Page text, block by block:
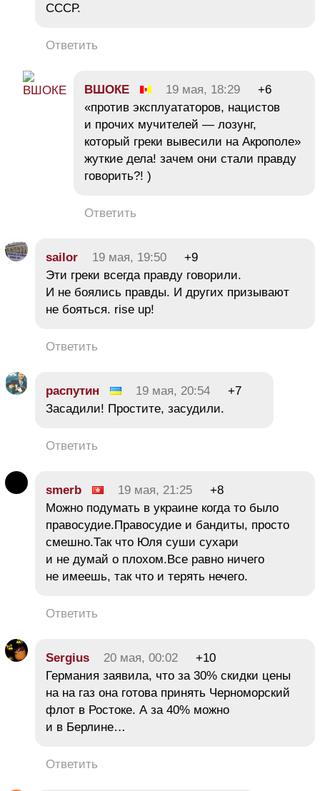
СССР.
Ответить
ВШОКЕ 19 мая, 18:29
+6
«против эксплуататоров, нацистов
и прочих мучителей — лозунг,
который греки вывесили на Акрополе»
жуткие дела! зачем они стали правду
говорить?! )
Ответить
sailor 19 мая, 19:50
+9
Эти греки всегда правду говорили.
И не боялись правды. И других призывают
не бояться. rise up!
Ответить
распутин 19 мая, 20:54
+7
Засадили! Простите, засудили.
Ответить
smerb 19 мая, 21:25
+8
Можно подумать в украине когда то было
правосудие.Правосудие и бандиты, просто
смешно.Так что Юля суши сухари
и не думай о плохом.Все равно ничего
не имеешь, так что и терять нечего.
Ответить
Sergius 20 мая, 00:02
+10
Германия заявила, что за 30% скидки цены
на на газ она готова принять Черноморский
флот в Ростоке. А за 40% можно
и в Берлине…
Ответить